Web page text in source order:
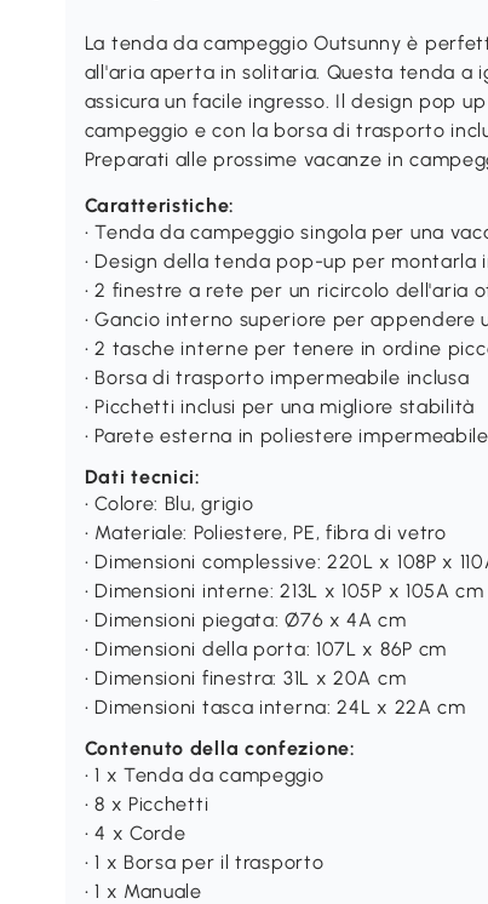
La tenda da campeggio Outsunny è
all'aria aperta in solitaria. Questa tenda a
assicura un facile ingresso. Il design pop
campeggio e con la borsa di trasporto
Preparati alle prossime vacanze in
Caratteristiche:
• Tenda da campeggio singola per una
• Design della tenda pop-up per
• 2 finestre a rete per un ricircolo dell'aria
• Gancio interno superiore per appendere
• 2 tasche interne per tenere in ordine
• Borsa di trasporto impermeabile inclusa
• Picchetti inclusi per una migliore stabilità
• Parete esterna in poliestere impermeabile
Dati tecnici:
• Colore: Blu, grigio
• Materiale: Poliestere, PE, fibra di vetro
• Dimensioni complessive: 220L x 108P x
• Dimensioni interne: 213L x 105P x 105A cm
• Dimensioni piegata: Ø76 x 4A cm
• Dimensioni della porta: 107L x 86P cm
• Dimensioni finestra: 31L x 20A cm
• Dimensioni tasca interna: 24L x 22A cm
Contenuto della confezione:
• 1 x Tenda da campeggio
• 8 x Picchetti
• 4 x Corde
• 1 x Borsa per il trasporto
• 1 x Manuale